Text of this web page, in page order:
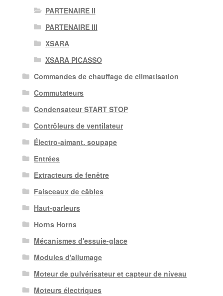
PARTENAIRE II
PARTENAIRE III
XSARA
XSARA PICASSO
Commandes de chauffage de climatisation
Commutateurs
Condensateur START STOP
Contrôleurs de ventilateur
Électro-aimant. soupape
Entrées
Extracteurs de fenêtre
Faisceaux de câbles
Haut-parleurs
Horns Horns
Mécanismes d'essuie-glace
Modules d'allumage
Moteur de pulvérisateur et capteur de niveau
Moteurs électriques